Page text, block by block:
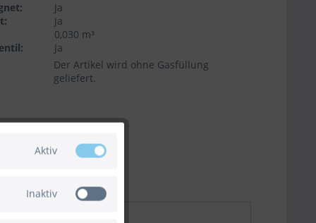
Ja
Ja
0,030 m³
Ja
Der Artikel wird ohne Gasfüllung
geliefert.
Aktiv
Inaktiv